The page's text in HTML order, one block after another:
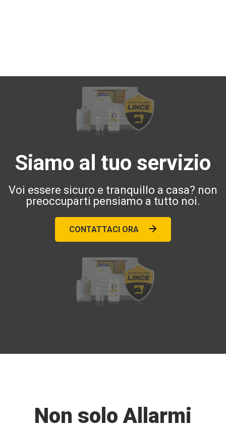
Siamo al tuo servizio
Voi essere sicuro e tranquillo a casa? non
preoccuparti pensiamo a tutto noi.
CONTATTACI ORA
Non solo Allarmi